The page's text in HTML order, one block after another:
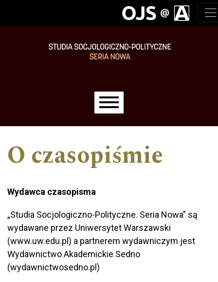
O czasopiśmie
Wydawca czasopisma
„Studia Socjologiczno-Polityczne. Seria Nowa” są
wydawane przez Uniwersytet Warszawski
(www.uw.edu.pl) a partnerem wydawniczym jest
Wydawnictwo Akademickie Sedno
(wydawnictwosedno.pl)